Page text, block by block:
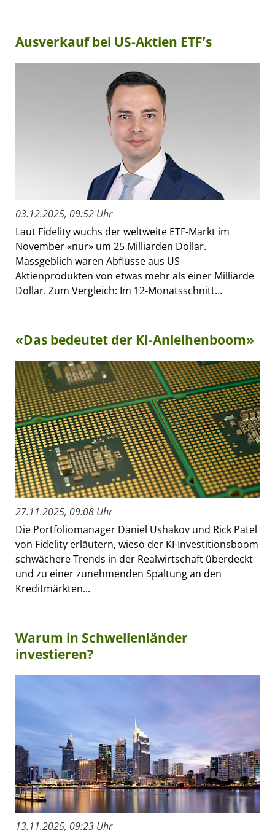
Ausverkauf bei US-Aktien ETF’s
03.12.2025, 09:52 Uhr
Laut Fidelity wuchs der weltweite ETF-Markt im
November «nur» um 25 Milliarden Dollar.
Massgeblich waren Abflüsse aus US
Aktienprodukten von etwas mehr als einer Milliarde
Dollar. Zum Vergleich: Im 12-Monatsschnitt...
«Das bedeutet der KI-Anleihenboom»
27.11.2025, 09:08 Uhr
Die Portfoliomanager Daniel Ushakov und Rick Patel
von Fidelity erläutern, wieso der KI-Investitionsboom
schwächere Trends in der Realwirtschaft überdeckt
und zu einer zunehmenden Spaltung an den
Kreditmärkten...
Warum in Schwellenländer
investieren?
13.11.2025, 09:23 Uhr